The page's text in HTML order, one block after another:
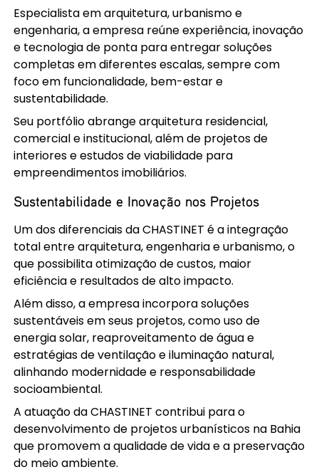
Especialista em arquitetura, urbanismo e
engenharia, a empresa reúne experiência, inovação
e tecnologia de ponta para entregar soluções
completas em diferentes escalas, sempre com
foco em funcionalidade, bem-estar e
sustentabilidade.
Seu portfólio abrange arquitetura residencial,
comercial e institucional, além de projetos de
interiores e estudos de viabilidade para
empreendimentos imobiliários.
Sustentabilidade e Inovação nos Projetos
Um dos diferenciais da CHASTINET é a integração
total entre arquitetura, engenharia e urbanismo, o
que possibilita otimização de custos, maior
eficiência e resultados de alto impacto.
Além disso, a empresa incorpora soluções
sustentáveis em seus projetos, como uso de
energia solar, reaproveitamento de água e
estratégias de ventilação e iluminação natural,
alinhando modernidade e responsabilidade
socioambiental.
A atuação da CHASTINET contribui para o
desenvolvimento de projetos urbanísticos na Bahia
que promovem a qualidade de vida e a preservação
do meio ambiente.